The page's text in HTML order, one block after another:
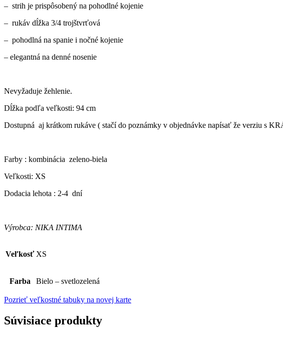
– strih je prispôsobený na pohodlné kojenie
– rukáv dĺžka 3/4 trojštvrťová
– pohodlná na spanie i nočné kojenie
– elegantná na denné nosenie
Nevyžaduje žehlenie.
Dĺžka podľa veľkosti: 94 cm
Dostupná aj krátkom rukáve ( stačí do poznámky v objednávke napísať že verziu s
Farby : kombinácia zeleno-biela
Veľkosti: XS
Dodacia lehota : 2-4 dní
Výrobca: NIKA INTIMA
Veľkosť XS
Farba Bielo – svetlozelená
Pozrieť veľkostné tabuky na novej karte
Súvisiace produkty